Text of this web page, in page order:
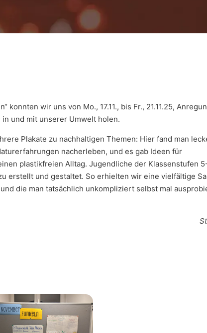
konnten wir uns von Mo., 17.11., bis Fr., 21.11.25,
und mit unserer Umwelt holen.
Plakate zu nachhaltigen Themen: Hier fand man
nacherleben, und es gab Ideen für
plastikfreien Alltag. Jugendliche der Klassenstufen
erstellt und gestaltet. So erhielten wir eine vielfältige
die man tatsächlich unkompliziert selbst mal